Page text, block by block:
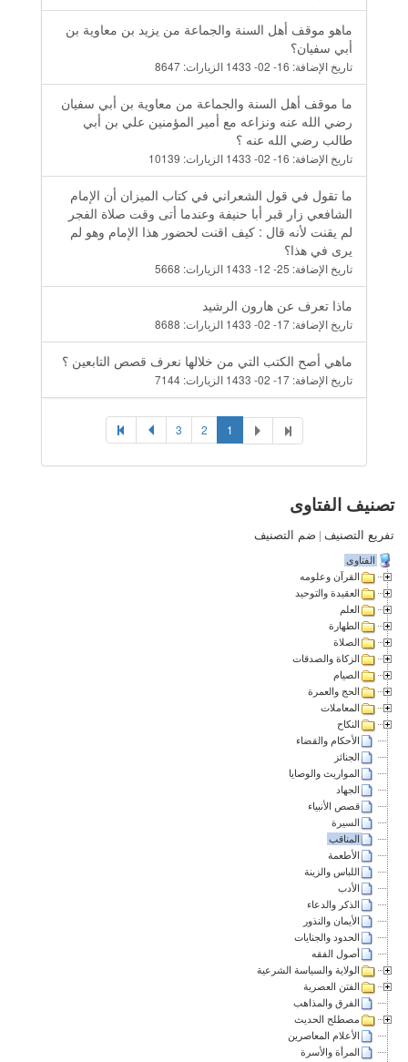
ماهو موقف أهل السنة والجماعة من يزيد بن معاوية بن
أبي سفيان؟
تاريخ الإضافة: 16- 02- 1433 الزيارات: 8647
ما موقف أهل السنة والجماعة من معاوية بن أبي سفيان
رضي الله عنه ونزاعه مع أمير المؤمنين علي بن أبي
طالب رضي الله عنه ؟
تاريخ الإضافة: 16- 02- 1433 الزيارات: 10139
ما تقول في قول الشعراني في كتاب الميزان أن الإمام
الشافعي زار قبر أبا حنيفة وعندما أتى وقت صلاة الفجر
لم يقنت لأنه قال : كيف اقنت لحضور هذا الإمام وهو لم
يرى في هذا؟
تاريخ الإضافة: 25- 12- 1433 الزيارات: 5668
ماذا تعرف عن هارون الرشيد
تاريخ الإضافة: 17- 02- 1433 الزيارات: 8688
ماهي أصح الكتب التي من خلالها نعرف قصص التابعين ؟
تاريخ الإضافة: 17- 02- 1433 الزيارات: 7144
1
2
3
تصنيف الفتاوى
تفريع التصنيف | ضم التصنيف
الفتاوى
القرآن وعلومه
العقيدة والتوحيد
العلم
الطهارة
الصلاة
الزكاة والصدقات
الصيام
الحج والعمرة
المعاملات
النكاح
الأحكام والقضاء
الجنائز
المواريث والوصايا
الجهاد
قصص الأنبياء
السيرة
المناقب
الأطعمة
اللباس والزينة
الأدب
الذكر والدعاء
الأيمان والنذور
الحدود والجنايات
أصول الفقه
الولاية والسياسة الشرعية
الفتن العصرية
الفرق والمذاهب
مصطلح الحديث
الأعلام المعاصرين
المرأة والأسرة